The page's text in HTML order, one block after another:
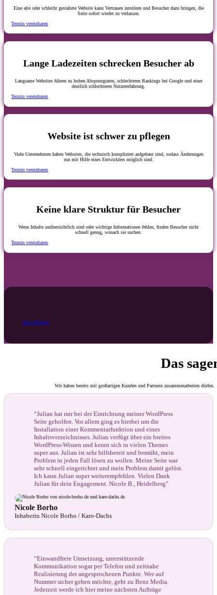
Eine alte oder schlecht gestaltete Website kann Vertrauen zerstören und Besucher dazu bringen, die
Seite sofort wieder zu verlassen.
Termin vereinbaren
Lange Ladezeiten schrecken Besucher ab
Langsame Websites führen zu hohen Absprungraten, schlechteren Rankings bei Google und einer
deutlich schlechteren Nutzererfahrung.
Termin vereinbaren
Website ist schwer zu pflegen
Viele Unternehmen haben Websites, die technisch kompliziert aufgebaut sind, sodass Änderungen
nur mit Hilfe eines Entwicklers möglich sind.
Termin vereinbaren
Keine klare Struktur für Besucher
Wenn Inhalte unübersichtlich sind oder wichtige Informationen fehlen, finden Besucher nicht
schnell genug, wonach sie suchen.
Termin vereinbaren
Jetzt anfragen
Das
Wir haben bereits mit großartigen Kunden und Partnern zusammenarbeiten dürfen.
“Julian hat mir bei der Einrichtung meiner WordPress
Seite geholfen. Vor allem ging es hierbei um die
Installation einer Kommentarfunktion und eines
Inhaltsverzeichnisses. Julian verfügt über ein breites
WordPress-Wissen und kennt sich in vielen Themes
super aus. Julian ist sehr hilfsbereit und bemüht, mein
Problem in jeden Fall lösen zu wollen. Meine Seite war
sehr schnell eingerichtet und mein Problem damit gelöst.
Ich kann Julian super weiterempfehlen. Vielen Dank
Julian für dein Engagement. Nicole B., Heidelberg”
Nicole Borho
Inhaberin Nicole Borho / Karo-Dachs
“Einwandfreie Umsetzung, unterstützende
Kommunikation sogar per Telefon und zeitnahe
Realisierung der angesprochenen Punkte. Wer auf
Nummer sicher gehen möchte, geht zu Benz Media.
Jederzeit werde ich hier meine nächsten Aufträge